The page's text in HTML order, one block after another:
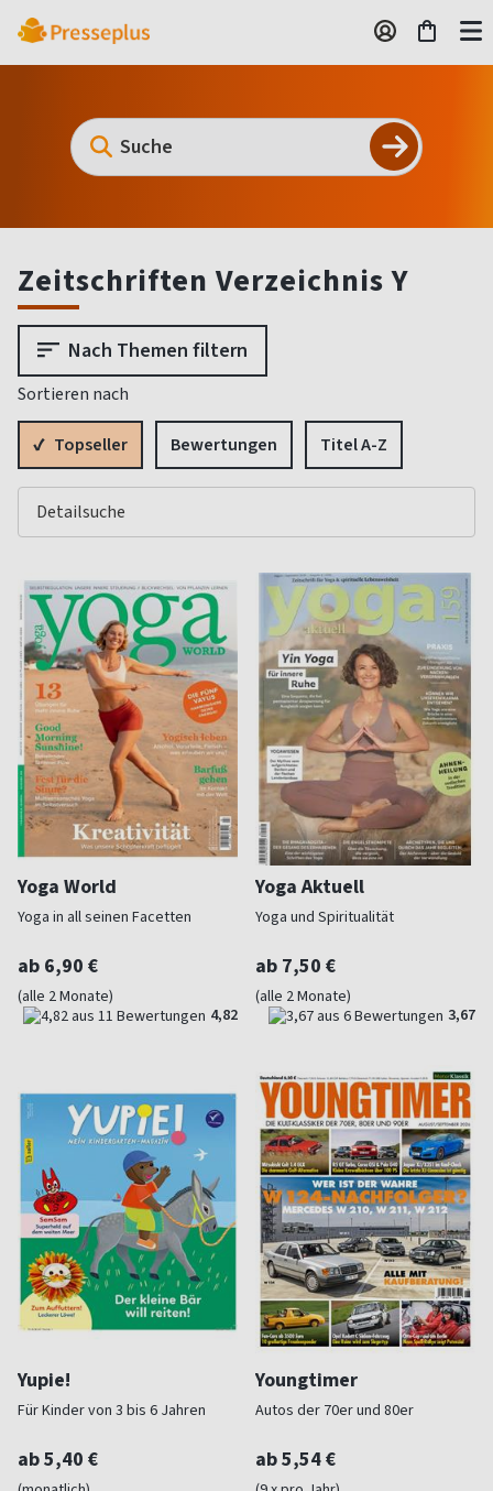
Zeitschriften Verzeichnis Y
Nach Themen filtern
Sortieren nach
Topseller Bewertungen Titel A-Z
Yoga World
Yoga in all seinen Facetten
ab 6,90 €
(alle 2 Monate)
4,82
Yoga Aktuell
Yoga und Spiritualität
ab 7,50 €
(alle 2 Monate)
3,67
Yupie!
Für Kinder von 3 bis 6 Jahren
ab 5,40 €
Youngtimer
Autos der 70er und 80er
ab 5,54 €